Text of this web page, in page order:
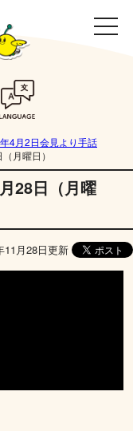
4月2日会見より手話
月曜日）
28日（月曜
11月28日更新